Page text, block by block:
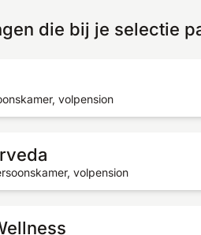
die bij je selectie
volpension
volpension